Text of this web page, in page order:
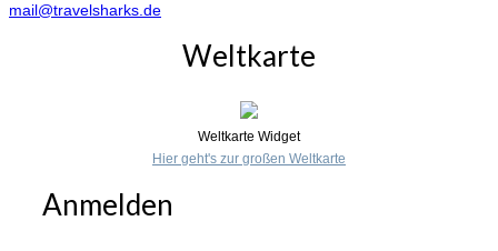
mail@travelsharks.de
Weltkarte
Weltkarte Widget
Hier geht's zur großen Weltkarte
Anmelden